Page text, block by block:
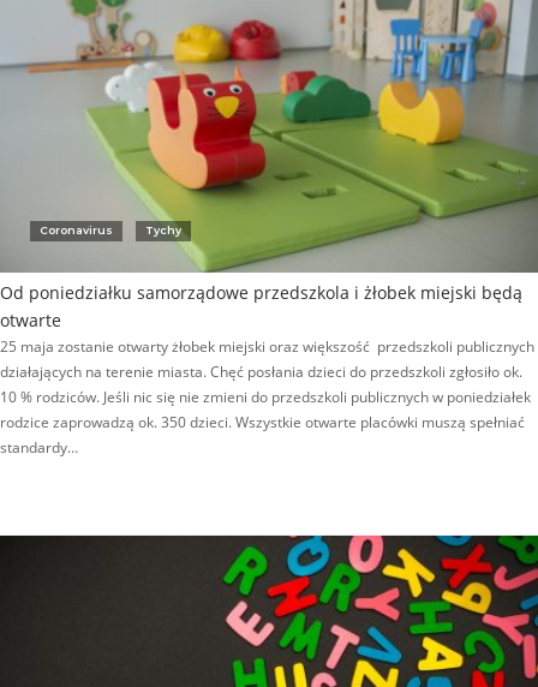
Coronavirus Tychy
Od poniedziałku samorządowe przedszkola i żłobek miejski będą
otwarte
25 maja zostanie otwarty żłobek miejski oraz większość przedszkoli publicznych
działających na terenie miasta. Chęć posłania dzieci do przedszkoli zgłosiło ok.
10 % rodziców. Jeśli nic się nie zmieni do przedszkoli publicznych w poniedziałek
rodzice zaprowadzą ok. 350 dzieci. Wszystkie otwarte placówki muszą spełniać
standardy…